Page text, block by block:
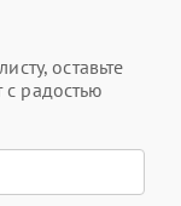
оставьте
радостью